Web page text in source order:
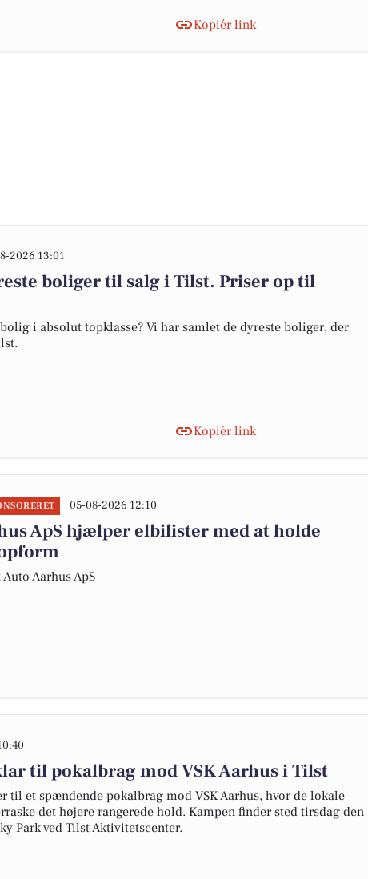
Kopiér link
2026 13:01
boliger til salg i Tilst. Priser op til
i absolut topklasse? Vi har samlet de dyreste boliger, der
Kopiér link
05-08-2026 12:10
ApS hjælper elbilister med at holde
Aarhus ApS
til pokalbrag mod VSK Aarhus i Tilst
til et spændende pokalbrag mod VSK Aarhus, hvor de lokale
det højere rangerede hold. Kampen finder sted tirsdag den
Park ved Tilst Aktivitetscenter.